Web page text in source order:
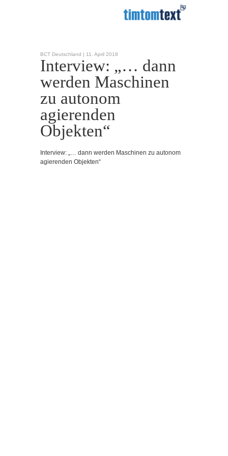
BCT Deutschland | 11. April 2018
Interview: „… dann
werden Maschinen
zu autonom
agierenden
Objekten“
Interview: „… dann werden Maschinen zu autonom
agierenden Objekten“